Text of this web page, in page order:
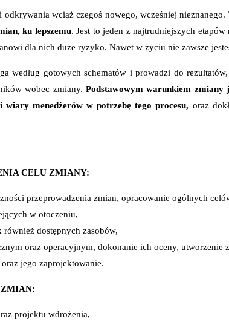
odkrywania wciąż czegoś nowego, wcześniej
ku lepszemu. Jest to jeden z najtrudniejszych
dla nich duże ryzyko. Nawet w życiu nie zawsze
według gotowych schematów i prowadzi do
wobec zmiany. Podstawowym warunkiem
menedżerów w potrzebę tego procesu, oraz
CELU ZMIANY:
przeprowadzenia zmian, opracowanie ogólnych
w otoczeniu,
dostępnych zasobów,
oraz operacyjnym, dokonanie ich oceny, utworzenie
jego zaprojektowanie.
ZMIAN:
projektu wdrożenia,